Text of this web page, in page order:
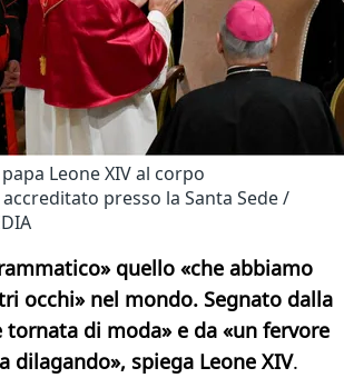
Leone XIV al corpo
presso la Santa Sede /
quello «che abbiamo
occhi» nel mondo. Segnato dalla
tornata di moda» e da «un fervore
dilagando», spiega Leone XIV.